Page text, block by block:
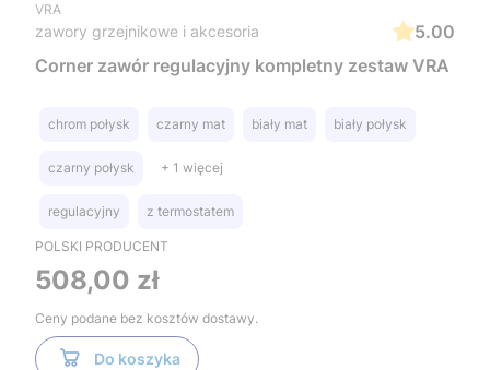
VRA
zawory grzejnikowe i akcesoria
5.00
Corner zawór regulacyjny kompletny zestaw VRA
chrom połysk czarny mat biały mat biały połysk
czarny połysk + 1 więcej
regulacyjny z termostatem
POLSKI PRODUCENT
Cena
508,00 zł
Ceny podane bez kosztów dostawy.
Do koszyka